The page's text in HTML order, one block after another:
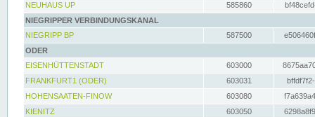
NEUHAUS UP
585860
NIEGRIPPER VERBINDUNGSKANAL
NIEGRIPP BP
587500
ODER
EISENHÜTTENSTADT
603000
FRANKFURT1 (ODER)
603031
HOHENSAATEN-FINOW
603080
KIENITZ
603050